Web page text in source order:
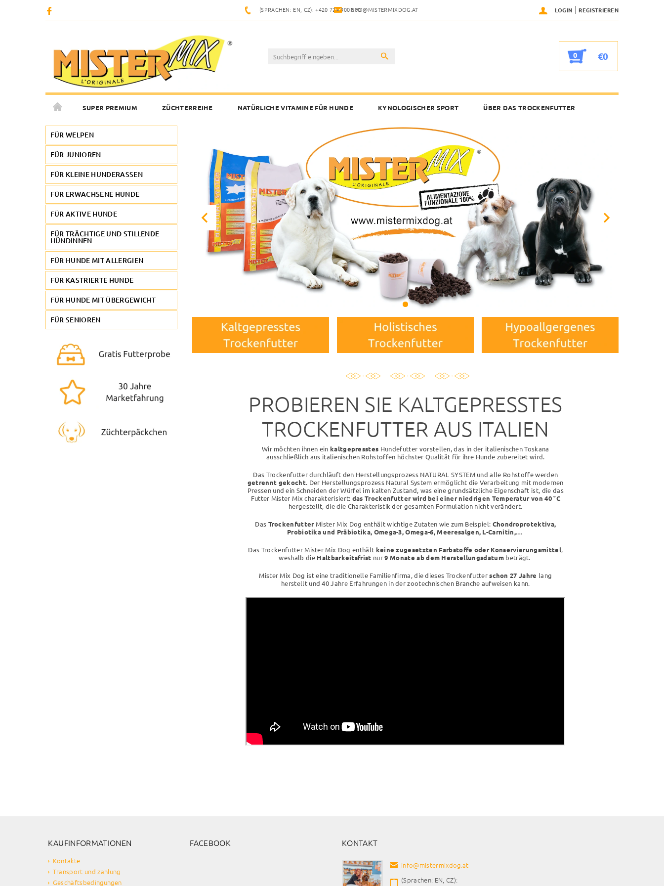
(SPRACHEN: EN, CZ): +420 724 900 600INFO@MISTERMIXDOG.AT LOGIN | REGISTRIEREN
0 €0
SUPER PREMIUM ZÜCHTERREIHE NATÜRLICHE VITAMINE FÜR HUNDE KYNOLOGISCHER SPORT ÜBER DAS TROCKENFUTTER
FOTOGALERIE
FÜR WELPEN
FÜR JUNIOREN
FÜR KLEINE HUNDERASSEN
FÜR ERWACHSENE HUNDE
FÜR AKTIVE HUNDE
FÜR TRÄCHTIGE UND STILLENDE
HÜNDINNEN
FÜR HUNDE MIT ALLERGIEN
FÜR KASTRIERTE HUNDE
FÜR HUNDE MIT ÜBERGEWICHT
FÜR SENIOREN
PROBIEREN SIE KALTGEPRESSTES
TROCKENFUTTER AUS ITALIEN
Wir möchten ihnen ein kaltgepresstes Hundefutter vorstellen, das in der italienischen Toskana
ausschließlich aus italienischen Rohstoffen höchster Qualität für ihre Hunde zubereitet wird.
Das Trockenfutter durchläuft den Herstellungsprozess NATURAL SYSTEM und alle Rohstoffe werden
getrennt gekocht. Der Herstellungsprozess Natural System ermöglicht die Verarbeitung mit modernen
Pressen und ein Schneiden der Würfel im kalten Zustand, was eine grundsätzliche Eigenschaft ist, die das
Futter Mister Mix charakterisiert: das Trockenfutter wird bei einer niedrigen Temperatur von 40 °C
hergestellt, die die Charakteristik der gesamten Formulation nicht verändert.
Das Trockenfutter Mister Mix Dog enthält wichtige Zutaten wie zum Beispiel: Chondroprotektiva,
Probiotika und Präbiotika, Omega-3, Omega-6, Meeresalgen, L-Carnitin,…
Das Trockenfutter Mister Mix Dog enthält keine zugesetzten Farbstoffe oder Konservierungsmittel,
weshalb die Haltbarkeitsfrist nur9 Monate ab dem Herstellungsdatumbeträgt.
Mister Mix Dog ist eine traditionelle Familienfirma, die dieses Trockenfutterschon 27 Jahre lang
herstellt und 40 Jahre Erfahrungen in der zootechnischen Branche aufweisen kann.
KAUFINFORMATIONEN
Kontakte
Transport und zahlung
Geschäftsbedingungen
FACEBOOK KONTAKT
info@mistermixdog.at
(Sprachen: EN, CZ):